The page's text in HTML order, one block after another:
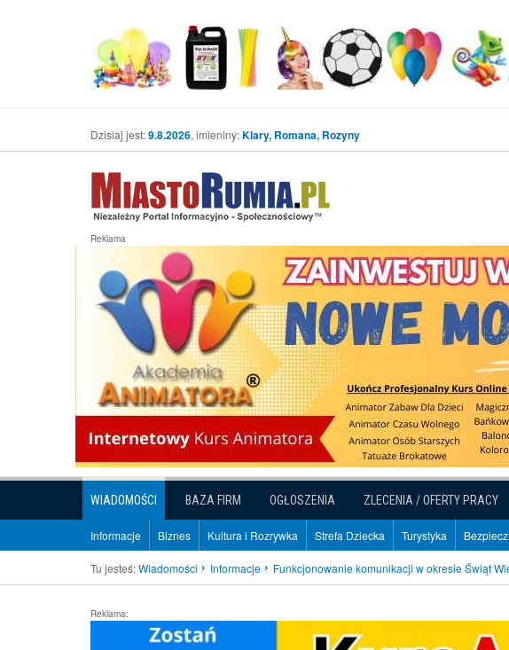
Dzisiaj jest:9.8.2026, imieniny:Klary, Romana, Rozyny
Reklama
WIADOMOŚCI BAZA FIRM OGŁOSZENIA ZLECENIA / OFERTY PRACY
Informacje Biznes Kultura i Rozrywka Strefa Dziecka Turystyka
Tu jesteś:Wiadomości Informacje Funkcjonowanie komunikacji w okresie Świąt
Reklama: